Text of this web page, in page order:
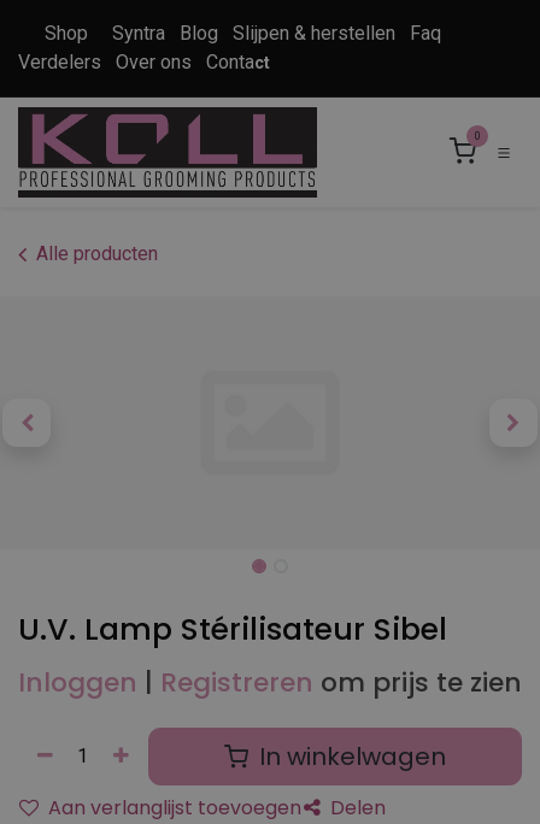
Shop Syntra Blog Slijpen & herstellen
Faq
Verdelers
Over ons Contact
0
Alle producten
U.V. Lamp Stérilisateur Sibel
Inloggen Registreren om prijs te zien
In winkelwagen
Aan verlanglijst toevoegen Delen